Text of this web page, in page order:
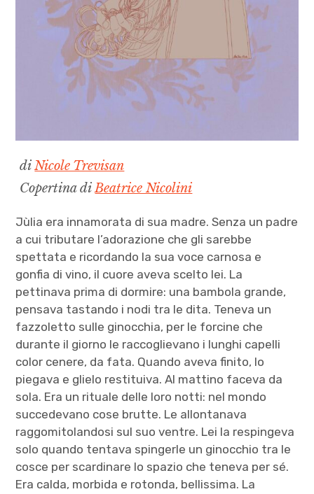
diNicole Trevisan
Copertina diBeatrice Nicolini
Jùlia era innamorata di sua madre. Senza un padre
a cui tributare l’adorazione che gli sarebbe
spettata e ricordando la sua voce carnosa e
gonfia di vino, il cuore aveva scelto lei. La
pettinava prima di dormire: una bambola grande,
pensava tastando i nodi tra le dita. Teneva un
fazzoletto sulle ginocchia, per le forcine che
durante il giorno le raccoglievano i lunghi capelli
color cenere, da fata. Quando aveva finito, lo
piegava e glielo restituiva. Al mattino faceva da
sola. Era un rituale delle loro notti: nel mondo
succedevano cose brutte. Le allontanava
raggomitolandosi sul suo ventre. Lei la respingeva
solo quando tentava spingerle un ginocchio tra le
cosce per scardinare lo spazio che teneva per sé.
Era calda, morbida e rotonda, bellissima. La